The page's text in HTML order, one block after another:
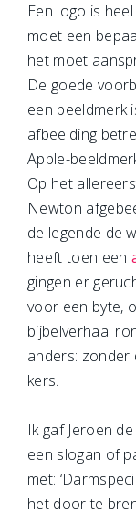
Een logo is
moet een
het moet
De goede
een beeldmerk
afbeelding
Apple-
Op het
Newton
de legende de
heeft toen een
gingen er
voor een byte,
bijbelverhaal
anders: zonder
kers.
Ik gaf Jeroen
een slogan of
met:
het door te